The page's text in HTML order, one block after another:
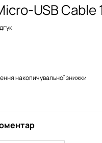
USB Cable
накопичувальної знижки